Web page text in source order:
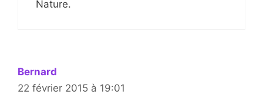
Nature.
Bernard
22 février 2015 à 19:01